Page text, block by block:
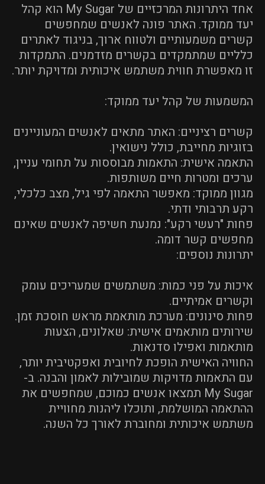
אחד היתרונות המרכזיים של My Sugar הוא קהל
יעד ממוקד. האתר פונה לאנשים שמחפשים
קשרים משמעותיים ולטווח ארוך, בניגוד לאתרים
כלליים שמתמקדים בקשרים מזדמנים. התמקדות
זו מאפשרת חווית משתמש איכותית ומדויקת יותר.
המשמעות של קהל יעד ממוקד:
קשרים רציניים: האתר מתאים לאנשים המעוניינים
בזוגיות מחייבת, כולל נישואין.
התאמה אישית: התאמות מבוססות על תחומי עניין,
ערכים ומטרות חיים משותפות.
מגוון ממוקד: מאפשר התאמה לפי גיל, מצב כלכלי,
רקע תרבותי ודתי.
פחות "רעשי רקע": נמנעת חשיפה לאנשים שאינם
מחפשים קשר דומה.
יתרונות נוספים:
איכות על פני כמות: משתמשים שמעריכים עומק
וקשרים אמיתיים.
פחות סינונים: מערכת מותאמת מראש חוסכת זמן.
שירותים מותאמים אישית: שאלונים, הצעות
מותאמות ואפילו סדנאות.
החוויה האישית הופכת לחיובית ואפקטיבית יותר,
עם התאמות מדויקות שמובילות לאמון והבנה. ב-
My Sugar תמצאו אנשים כמוכם, שמחפשים את
ההתאמה המושלמת, ותוכלו ליהנות מחוויית
משתמש איכותית ומחוברת לאורך כל השנה.